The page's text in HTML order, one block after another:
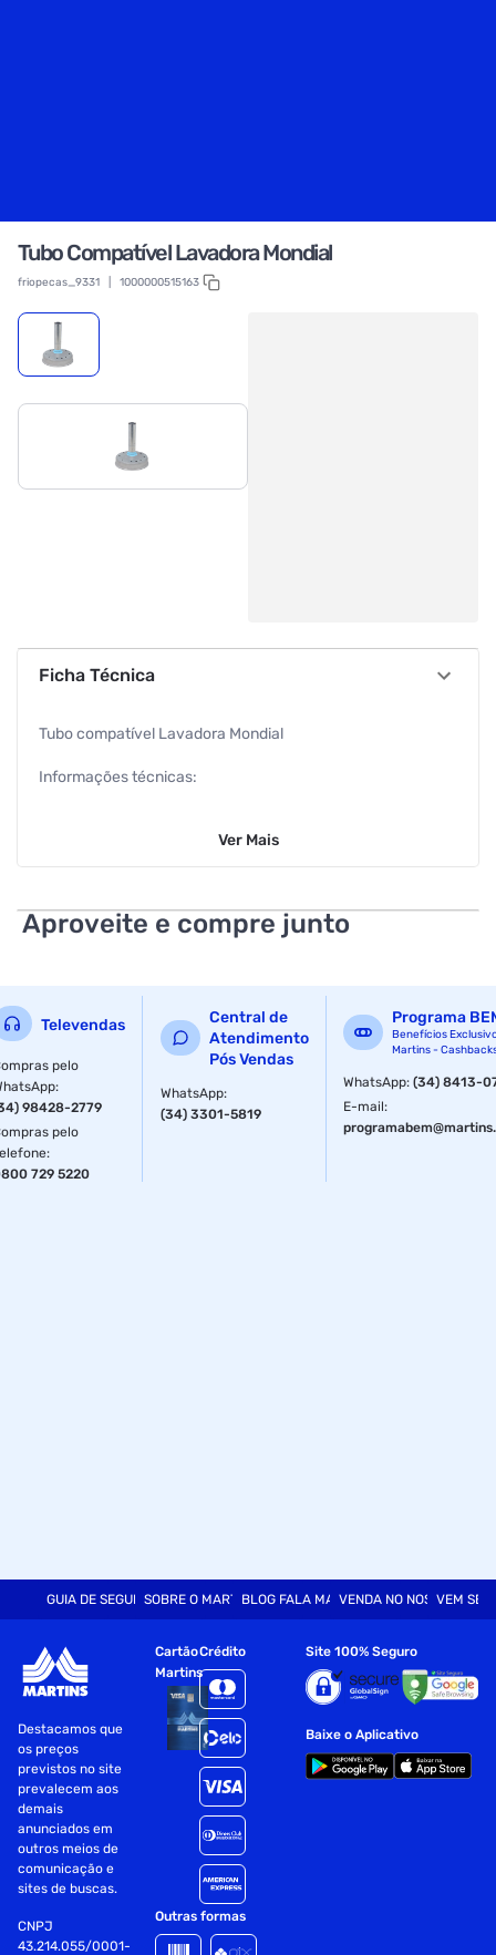
Tubo Compatível Lavadora Mondial
friopecas_9331 1000000515163
Ficha Técnica
Tubo compatível Lavadora Mondial
Informações técnicas:
Largura real:
Modelo:000303602TH
Marca:Thromac
Garantia:03
Imagens meramente ilustrativas.
_____________________________________
_____________________________________
Ver Mais
Aproveite e compre junto
Televendas
pelo
:
98428-2779
pelo
:
729 5220
Central de
Atendimento
Pós Vendas
WhatsApp:
(34) 3301-5819
Programa
Benefícios
Martins -
WhatsApp:(34) 8413-
E-mail:
GUIA DE SEGURANÇASOBRE O MARTINSBLOG FALA MARTVENDA NO NOSSO SITE
VEM SER
Destacamos que
os preços
previstos no site
prevalecem aos
demais
anunciados em
outros meios de
comunicação e
sites de buscas.
CNPJ
43.214.055/0001-
Cartão
Martins
Crédito
Outras formas
Site 100% Seguro
Baixe o Aplicativo